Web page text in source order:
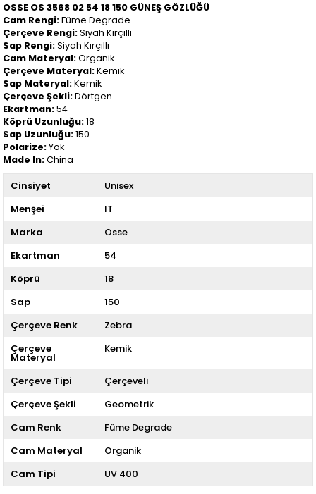
OSSE OS 3568 02 54 18 150 GÜNEŞ GÖZLÜĞÜ
Cam Rengi:Füme Degrade
Çerçeve Rengi:Siyah Kırçıllı
Sap Rengi:Siyah Kırçıllı
Cam Materyal:Organik
Çerçeve Materyal:Kemik
Sap Materyal:Kemik
Çerçeve Şekli:Dörtgen
Ekartman:54
Köprü Uzunluğu:18
Sap Uzunluğu:150
Polarize:Yok
Made In:China
Cinsiyet
Unisex
Menşei
IT
Marka
Osse
Ekartman
54
Köprü
18
Sap
150
Çerçeve Renk
Zebra
Çerçeve
Materyal
Kemik
Çerçeve Tipi
Çerçeveli
Çerçeve Şekli
Geometrik
Cam Renk
Füme Degrade
Cam Materyal
Organik
Cam Tipi
UV 400